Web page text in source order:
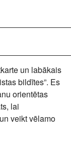
un labākais
bildītes”. Es
orientētas
lai
veikt vēlamo